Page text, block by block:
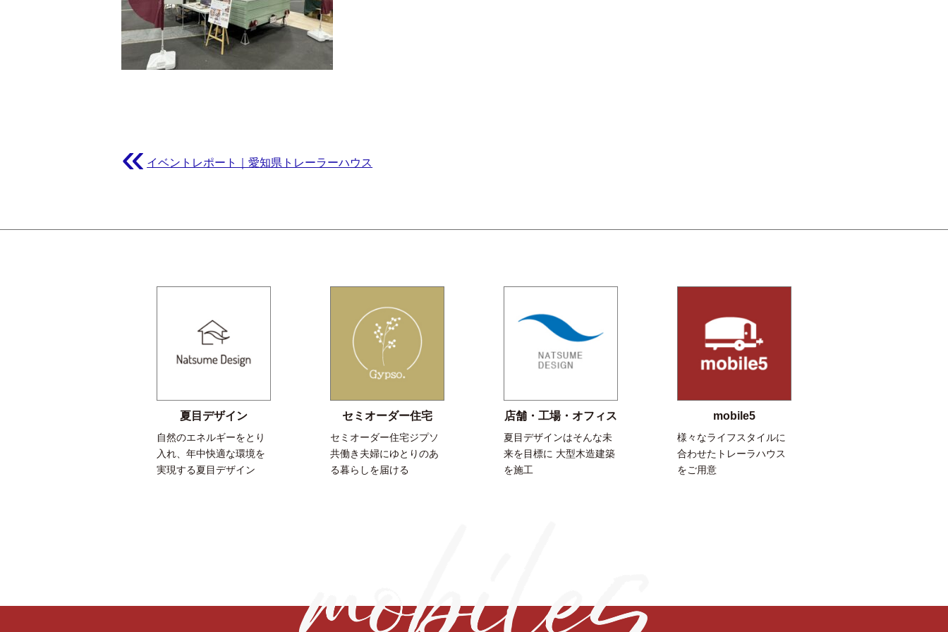
« イベントレポート｜愛知県トレーラーハウス
夏目デザイン
自然のエネルギーをとり
入れ、年中快適な環境を
実現する夏目デザイン
セミオーダー住宅
セミオーダー住宅ジプソ
共働き夫婦にゆとりのあ
る暮らしを届ける
店舗・工場・オフィス
夏目デザインはそんな未
来を目標に 大型木造建築
を施工
mobile5
様々なライフスタイルに
合わせたトレーラハウス
をご用意